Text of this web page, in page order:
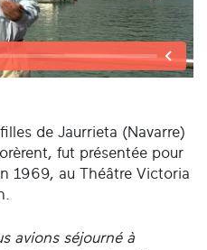
de Jaurrieta (Navarre)
fut présentée pour
1969, au Théâtre Victoria
avions séjourné à